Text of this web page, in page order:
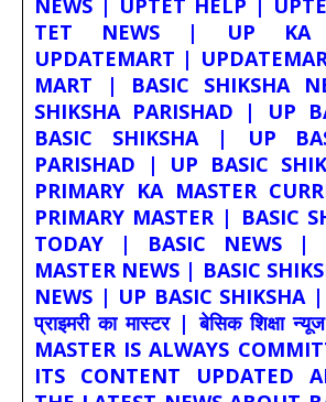
NEWS | UPTET HELP |
TET NEWS | UP KA
UPDATEMART |
MART | BASIC SHIKSHA
SHIKSHA PARISHAD | UP
BASIC SHIKSHA | UP
PARISHAD | UP BASIC
PRIMARY KA MASTER
PRIMARY MASTER | BASIC
TODAY | BASIC NEWS |
MASTER NEWS | BASIC
NEWS | UP BASIC SHIKSHA
प्राइमरी का मास्टर | बेसिक शिक्षा
MASTER IS ALWAYS
ITS CONTENT UPDATED